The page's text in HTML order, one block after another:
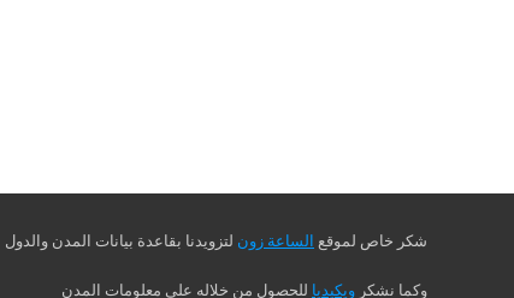
شكر خاص لموقع الساعة زون لتزويدنا بقاعدة بيانات المدن والدول
وكما نشكر ويكيديا للحصول من خلاله على معلومات المدن